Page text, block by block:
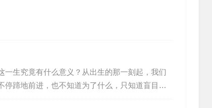
日，芜湖鹰都花苑小区内，一对老夫妻双双死亡
一生究竟有什么意义？从出生的那一刻起，我们
蹄地前进，也不知道为了什么，只知道盲目地
成家立业压力山大。一生都在忙忙碌碌，为了家